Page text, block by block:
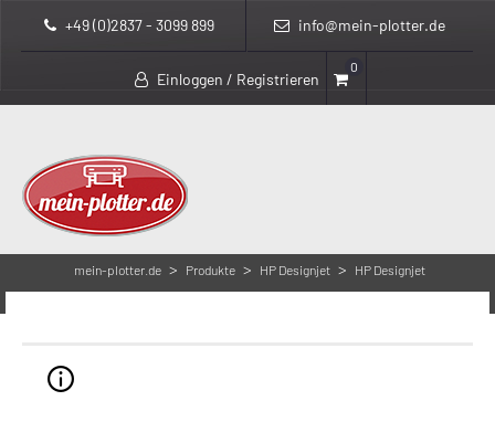
+49 (0)2837 - 3099 899 info@mein-plotter.de
Einloggen / Registrieren
0
mein-plotter.de > Produkte > HP Designjet >
HP Designjet